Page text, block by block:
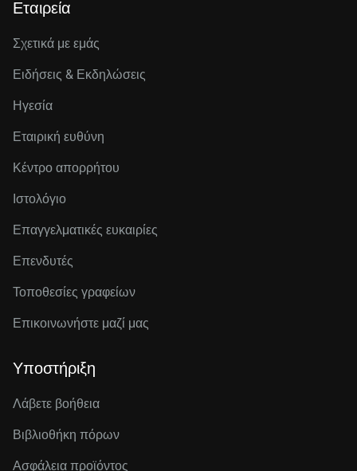
Εταιρεία
Σχετικά με εμάς
Ειδήσεις & Εκδηλώσεις
Ηγεσία
Εταιρική ευθύνη
Κέντρο απορρήτου
Ιστολόγιο
Επαγγελματικές ευκαιρίες
Επενδυτές
Τοποθεσίες γραφείων
Επικοινωνήστε μαζί μας
Υποστήριξη
Λάβετε βοήθεια
Βιβλιοθήκη πόρων
Ασφάλεια προϊόντος